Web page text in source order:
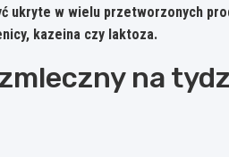
ukryte w wielu przetworzonych
kazeina czy laktoza.
na